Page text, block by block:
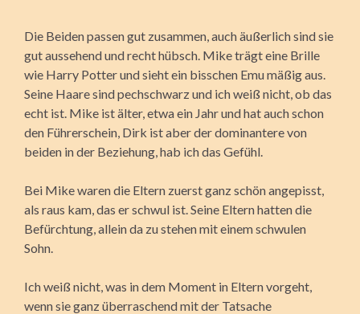
Die Beiden passen gut zusammen, auch äußerlich sind sie
gut aussehend und recht hübsch. Mike trägt eine Brille
wie Harry Potter und sieht ein bisschen Emu mäßig aus.
Seine Haare sind pechschwarz und ich weiß nicht, ob das
echt ist. Mike ist älter, etwa ein Jahr und hat auch schon
den Führerschein, Dirk ist aber der dominantere von
beiden in der Beziehung, hab ich das Gefühl.
Bei Mike waren die Eltern zuerst ganz schön angepisst,
als raus kam, das er schwul ist. Seine Eltern hatten die
Befürchtung, allein da zu stehen mit einem schwulen
Sohn.
Ich weiß nicht, was in dem Moment in Eltern vorgeht,
wenn sie ganz überraschend mit der Tatsache